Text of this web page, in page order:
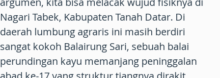
Nagari Tabek, Kabupaten Tanah Datar. Di
daerah lumbung agraris ini masih berdiri
sangat kokoh Balairung Sari, sebuah balai
perundingan kayu memanjang peninggalan